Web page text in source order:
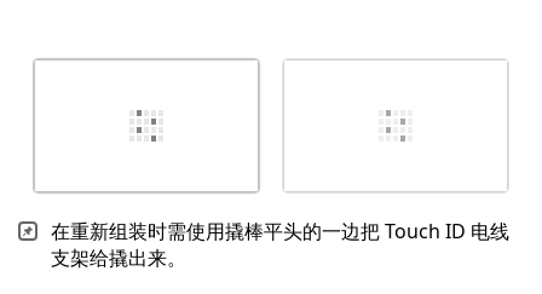
在重新组装时需使用撬棒平头的一边把 Touch ID 电线
支架给撬出来。